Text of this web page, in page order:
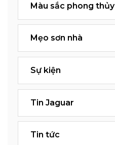
Màu sắc phong thủy
Mẹo sơn nhà
Sự kiện
Tin Jaguar
Tin tức